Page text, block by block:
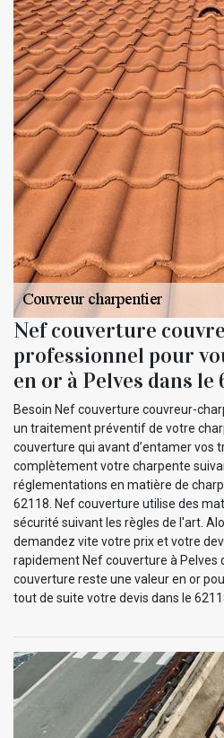
Nef couverture
professionnel pour
en or à Pelves dans le
Besoin Nef couverture couvreur-
un traitement préventif de votre
couverture qui avant d’entamer vos
complètement votre charpente
réglementations en matière de
62118. Nef couverture utilise des
sécurité suivant les règles de l'art.
demandez vite votre prix et votre
rapidement Nef couverture à Pelves
couverture reste une valeur en or
tout de suite votre devis dans le